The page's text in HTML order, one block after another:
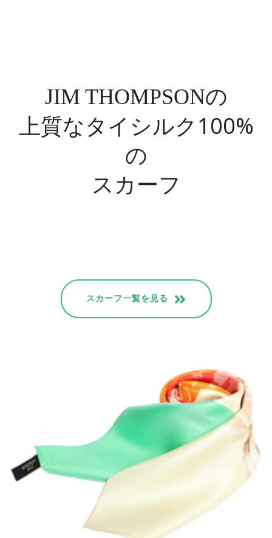
JIM THOMPSONの
上質なタイシルク100%
の
スカーフ
スカーフ一覧を見る